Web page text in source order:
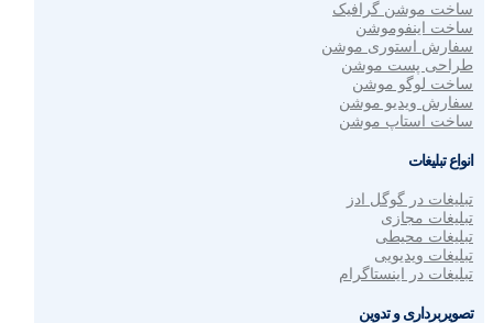
ساخت موشن گرافیک
ساخت اینفوموشن
سفارش استوری موشن
طراحی پست موشن
ساخت لوگو موشن
سفارش ویدیو موشن
ساخت استاپ موشن
انواع تبلیغات
تبلیغات در گوگل ادز
تبلیغات مجازی
تبلیغات محیطی
تبلیغات ویدیویی
تبلیغات در اینستاگرام
تصویربرداری و تدوین